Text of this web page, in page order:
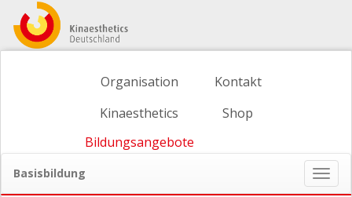
Organisation
Kinaesthetics
Bildungsangebote
Kontakt
Shop
Basisbildung
ein-/